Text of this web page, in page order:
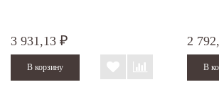
3 931,13 ₽ 2